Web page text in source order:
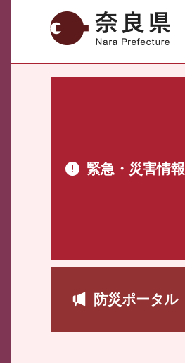
奈良県
緊急・災害情報
防災ポータル